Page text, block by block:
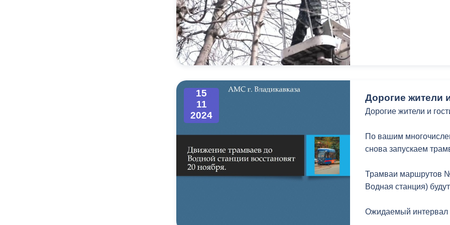
15
11
2024
Дорогие жители
Дорогие жители и
По вашим
снова запускаем
Трамваи маршрутов
Водная станция)
Ожидаемый интервал